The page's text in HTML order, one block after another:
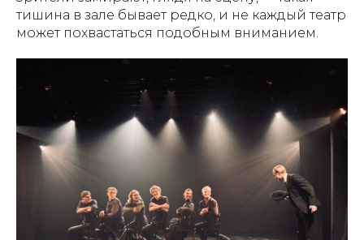
тишина в зале бывает редко, и не каждый театр
может похвастаться подобным вниманием.